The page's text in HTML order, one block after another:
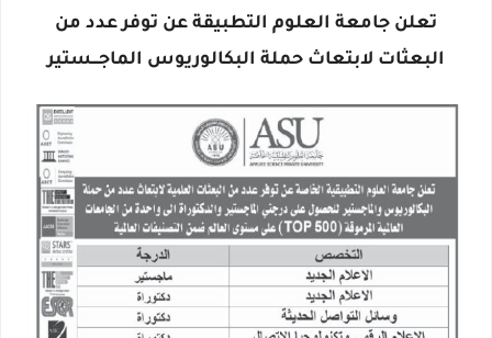
تعلن جامعة العلوم التطبيقة عن توفر عدد من
البعثات لابتعاث حملة البكالوريوس الماجـــستير